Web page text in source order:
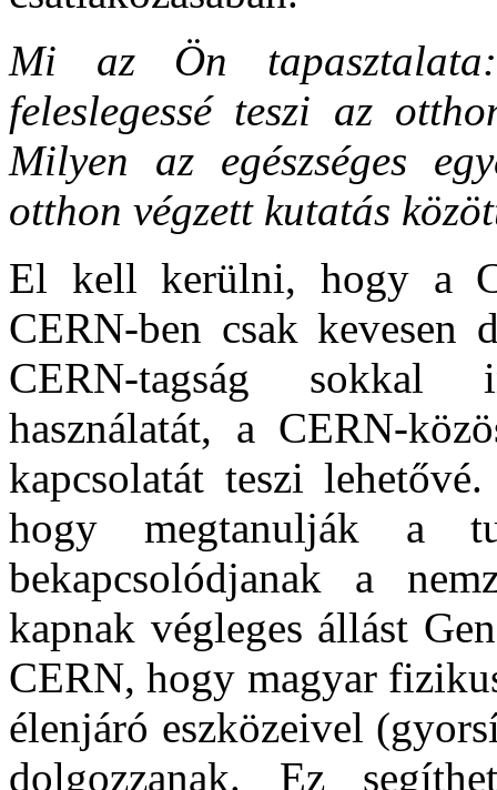
Mi az Ön
feleslegessé teszi az
Milyen az egészséges
otthon végzett kutatás
El kell kerülni, hogy a
CERN-ben csak kevesen
CERN-tagság sokkal
használatát, a CERN-
kapcsolatát teszi
hogy megtanulják a
bekapcsolódjanak a
kapnak végleges állást
CERN, hogy magyar
élenjáró eszközeivel
dolgozzanak. Ez